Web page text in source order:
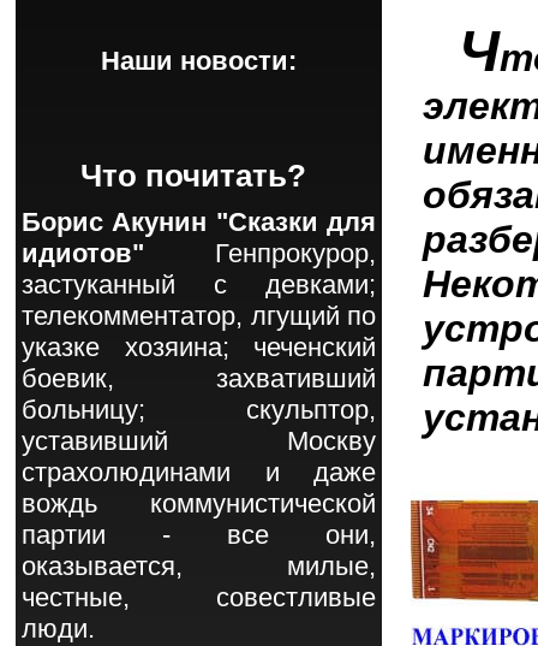
Ч
Наши новости:
Что почитать?
Борис Акунин "Сказки для
идиотов" Генпрокурор,
застуканный с девками;
телекомментатор, лгущий по
указке хозяина; чеченский
боевик, захвативший
больницу; скульптор,
уставивший Москву
страхолюдинами и даже
вождь коммунистической
партии - все они,
оказывается, милые,
честные, совестливые
люди.